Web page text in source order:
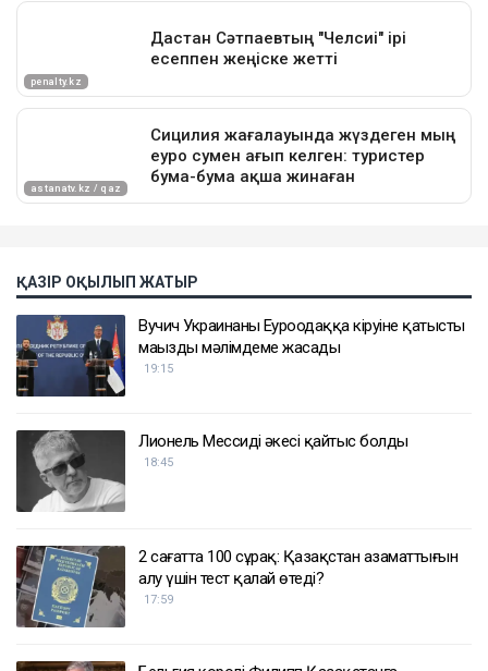
ҚАЗІР ОҚЫЛЫП ЖАТЫР
Вучич Украинаның Еуроодаққа кіруіне қатысты
маңызды мәлімдеме жасады
19:15
Лионель Мессидің әкесі қайтыс болды
18:45
2 сағатта 100 сұрақ: Қазақстан азаматтығын
алу үшін тест қалай өтеді?
17:59